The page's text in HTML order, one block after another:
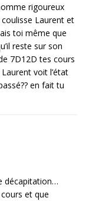
rigoureux
coulisse Laurent et
toi même que
reste sur son
7D12D tes cours
voit l’état
en fait tu
décapitation…
et que